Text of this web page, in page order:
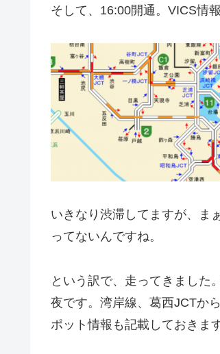
そして、16:00開通。VICS情
いきなり渋滞してますが、ま
ってないんですね。
という訳で、走ってきました
夜です。湾岸線、葛西JCTか
ポット情報も記載しておきます